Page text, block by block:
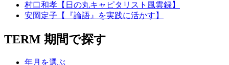
村口和孝【日の丸キャピタリスト風雲録】
安岡定子【『論語』を実践に活かす】
TERM 期間で探す
年月を選ぶ